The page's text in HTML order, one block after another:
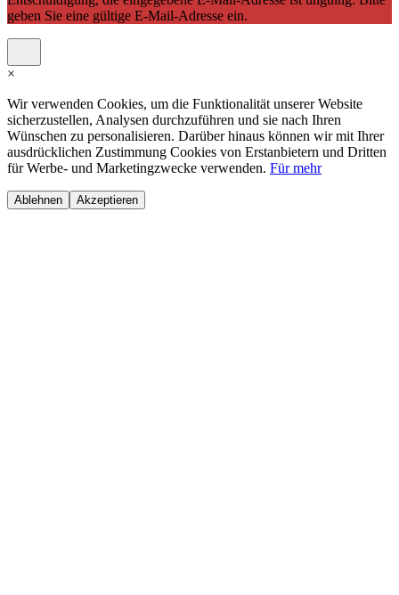
geben Sie eine gültige E-Mail-Adresse ein.
×
Wir verwenden Cookies, um die Funktionalität unserer Website
sicherzustellen, Analysen durchzuführen und sie nach Ihren
Wünschen zu personalisieren. Darüber hinaus können wir mit Ihrer
ausdrücklichen Zustimmung Cookies von Erstanbietern und Dritten
für Werbe- und Marketingzwecke verwenden. Für mehr
Ablehnen Akzeptieren